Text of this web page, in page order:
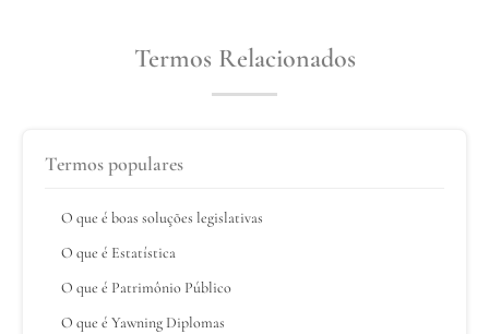
Termos Relacionados
Termos populares
O que é boas soluções legislativas
O que é Estatística
O que é Patrimônio Público
O que é Yawning Diplomas